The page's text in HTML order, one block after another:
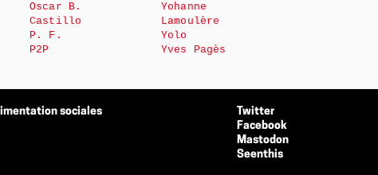
Oscar B.
Castillo
P. F.
P2P
Yohanne
Lamoulère
Yolo
Yves Pagès
sociales
Twitter
Facebook
Mastodon
Seenthis